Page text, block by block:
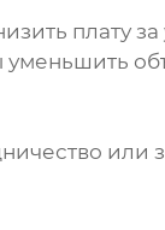
плату
уменьшить
или